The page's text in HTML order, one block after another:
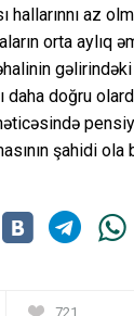
hallarınnı az
orta aylıq
daha doğru
şahidi ola
721